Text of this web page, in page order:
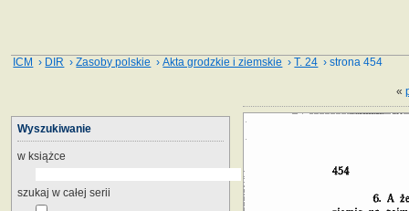
ICM › DIR ›Zasoby polskie ›Akta grodzkie i ziemskie ›T. 24 › strona 454
«
Wyszukiwanie
w książce
szukaj w całej serii